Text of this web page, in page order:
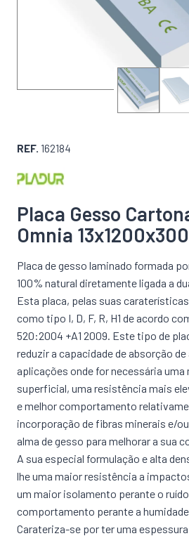
Placa Gesso
Omnia
Placa de gesso laminado formada
100% natural diretamente ligada a
Esta placa, pelas suas
como tipo I, D, F, R, H1 de acordo
520:2004 +A1 2009. Este tipo de
reduzir a capacidade de absorção
aplicações onde for necessária uma
superficial, uma resistência mais
e melhor comportamento
incorporação de fibras minerais e/
alma de gesso para melhorar a sua
A sua especial formulação e alta
lhe uma maior resistência a
um maior isolamento perante o
comportamento perante a
Carateriza-se por ter uma espessura
REF. 162184